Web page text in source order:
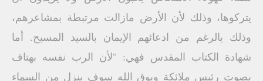
يتركوها، وذلك لأن الأرض مازالت مرتبطة بمشاعرهم،
وذلك بالرغم من ادعائهم الإيمان بالسيد المسيح. أما
شهادة الكتاب المقدس فهي: "لأن الرب نفسه بهتاف
بصوت رئيس ملائكة وبوق الله سوف ينزل من السماء